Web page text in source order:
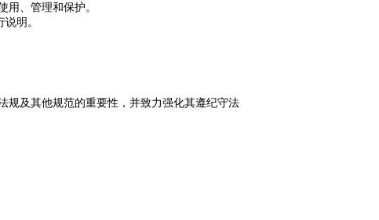
、管理和保护。
明。
规及其他规范的重要性，并致力强化其遵纪守法